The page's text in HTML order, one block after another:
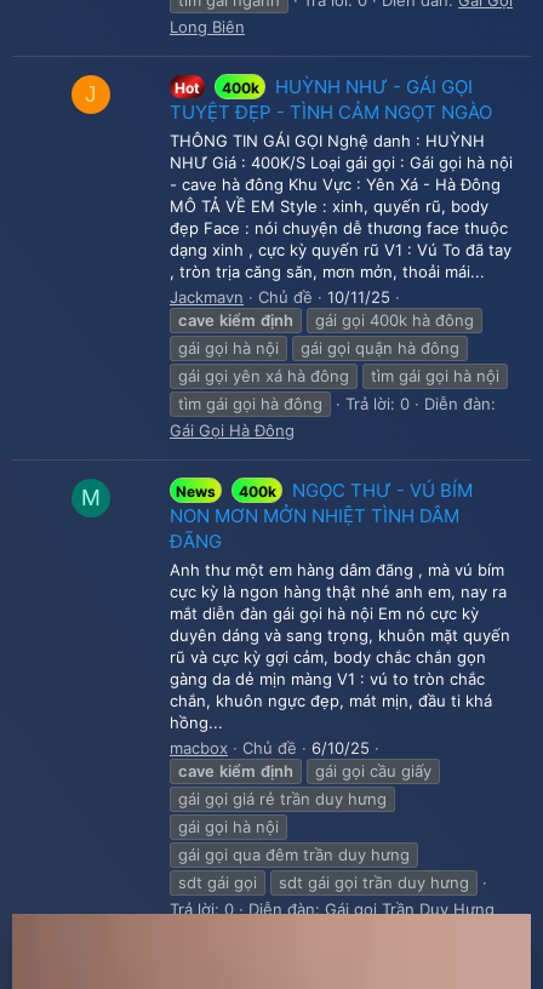
Long Biên
J Hot 400k
HUỲNH NHƯ - GÁI GỌI
TUYỆT ĐẸP - TÌNH CẢM NGỌT NGÀO
THÔNG TIN GÁI GỌI Nghệ danh : HUỲNH
NHƯ Giá : 400K/S Loại gái gọi : Gái gọi hà nội
- cave hà đông Khu Vực : Yên Xá - Hà Đông
MÔ TẢ VỀ EM Style : xinh, quyến rũ, body
đẹp Face : nói chuyện dễ thương face thuộc
dạng xinh , cực kỳ quyến rũ V1 : Vú To đã tay
, tròn trịa căng săn, mơn mởn, thoải mái...
Jackmavn
Chủ đề
10/11/25
cave kiểm định
gái gọi 400k hà đông
gái gọi hà nội
gái gọi quận hà đông
gái gọi yên xá hà đông
tìm gái gọi hà nội
tìm gái gọi hà đông
Trả lời: 0
Diễn đàn:
Gái Gọi Hà Đông
M News 400k
NGỌC THƯ - VÚ BÍM
NON MƠN MỞN NHIỆT TÌNH DÂM
ĐÃNG
Anh thư một em hàng dâm đãng , mà vú bím
cực kỳ là ngon hàng thật nhé anh em, nay ra
mắt diễn đàn gái gọi hà nội Em nó cực kỳ
duyên dáng và sang trọng, khuôn mặt quyến
rũ và cực kỳ gợi cảm, body chắc chắn gọn
gàng da dẻ mịn màng V1 : vú to tròn chắc
chắn, khuôn ngực đẹp, mát mịn, đầu ti khá
hồng...
macbox
Chủ đề
6/10/25
cave kiểm định
gái gọi cầu giấy
gái gọi giá rẻ trần duy hưng
gái gọi hà nội
gái gọi qua đêm trần duy hưng
sdt gái gọi
sdt gái gọi trần duy hưng
Trả lời: 0
Diễn đàn: Gái gọi Trần Duy Hưng